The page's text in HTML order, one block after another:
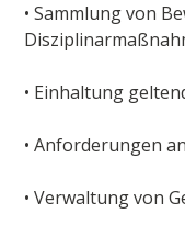
• Sammlung von
• Einhaltung
• Anforderungen
• Verwaltung von